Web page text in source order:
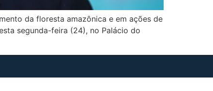
da floresta amazônica e em ações de
segunda-feira (24), no Palácio do